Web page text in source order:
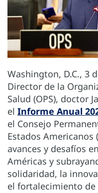
Washington, D.C., 3
Director de la
Salud (OPS), doctor
el Informe Anual
el Consejo
Estados Americanos
avances y desafíos
Américas y
solidaridad, la
el fortalecimiento